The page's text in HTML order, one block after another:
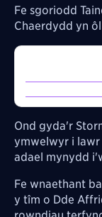
Fe sgoriodd
Chaerdydd yn
Ond gyda'r
ymwelwyr i lawr
adael mynydd
Fe wnaethant
y tîm o Dde